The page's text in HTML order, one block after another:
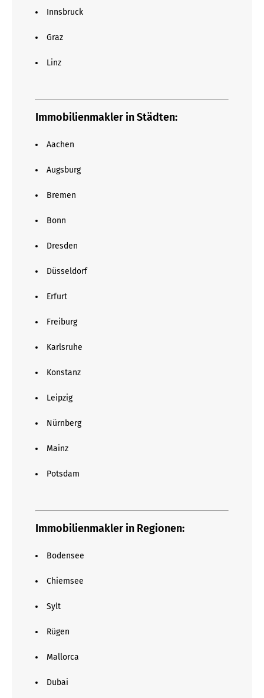
Innsbruck
Graz
Linz
Immobilienmakler in Städten:
Aachen
Augsburg
Bremen
Bonn
Dresden
Düsseldorf
Erfurt
Freiburg
Karlsruhe
Konstanz
Leipzig
Nürnberg
Mainz
Potsdam
Immobilienmakler in Regionen:
Bodensee
Chiemsee
Sylt
Rügen
Mallorca
Dubai